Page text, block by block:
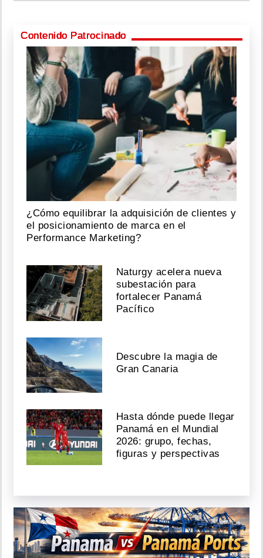
Contenido Patrocinado
¿Cómo equilibrar la adquisición de clientes y
el posicionamiento de marca en el
Performance Marketing?
Naturgy acelera nueva
subestación para
fortalecer Panamá
Pacífico
Descubre la magia de
Gran Canaria
Hasta dónde puede llegar
Panamá en el Mundial
2026: grupo, fechas,
figuras y perspectivas